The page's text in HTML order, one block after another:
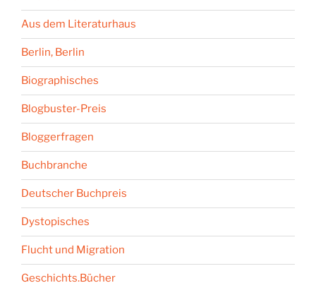
Aus dem Literaturhaus
Berlin, Berlin
Biographisches
Blogbuster-Preis
Bloggerfragen
Buchbranche
Deutscher Buchpreis
Dystopisches
Flucht und Migration
Geschichts.Bücher